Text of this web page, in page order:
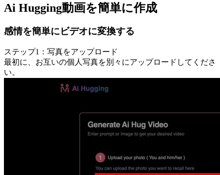
Ai Hugging動画を簡単に作成
感情を簡単にビデオに変換する
ステップ1：写真をアップロード
最初に、お互いの個人写真を別々にアップロードしてくださ
い。